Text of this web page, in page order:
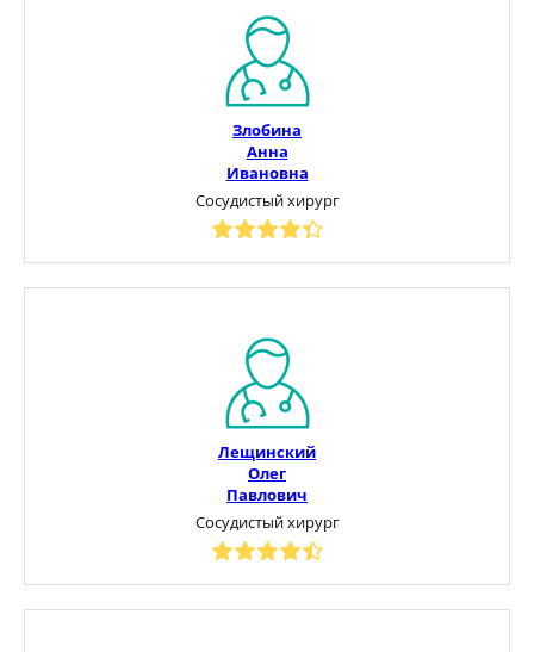
Злобина
Анна
Ивановна
Сосудистый хирург
Лещинский
Олег
Павлович
Сосудистый хирург